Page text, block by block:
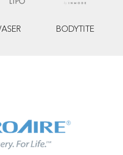
BODYTITE